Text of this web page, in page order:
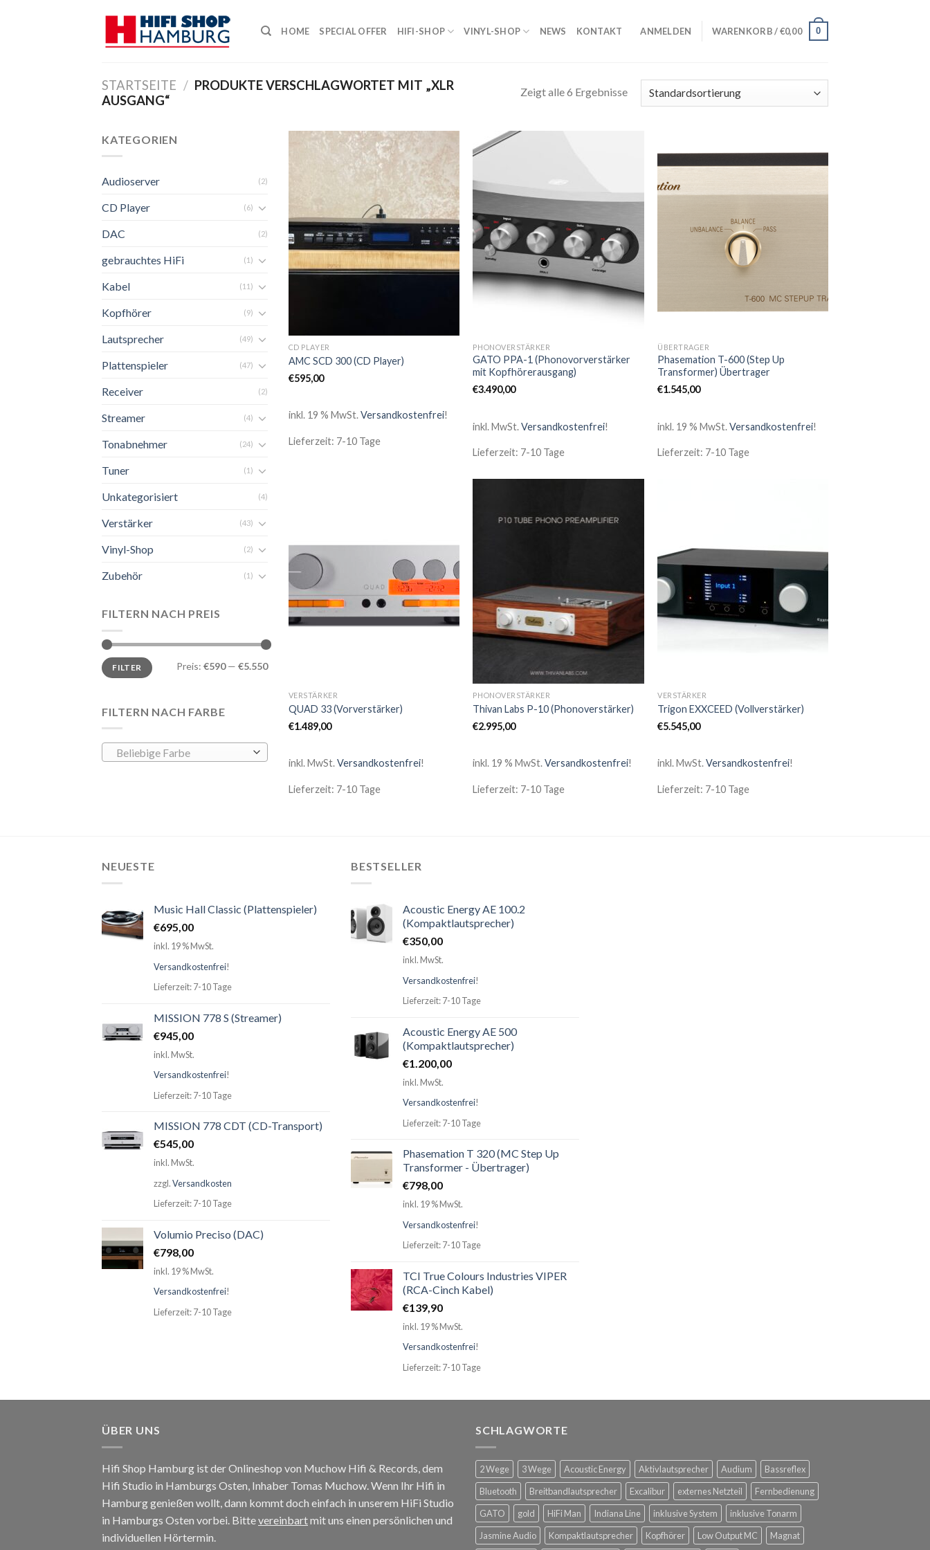
HOME SPECIAL OFFER HIFI-SHOP VINYL-SHOP NEWS KONTAKT ANMELDEN WARENKORB /€0,00 0
STARTSEITE / PRODUKTE VERSCHLAGWORTET MIT „XLR
AUSGANG“
Zeigt alle 6 Ergebnisse
KATEGORIEN
Audioserver (2)
CD Player (6)
DAC (2)
gebrauchtes HiFi (1)
Kabel (11)
Kopfhörer (9)
Lautsprecher (49)
Plattenspieler (47)
Receiver (2)
Streamer (4)
Tonabnehmer (24)
Tuner (1)
Unkategorisiert (4)
Verstärker (43)
Vinyl-Shop (2)
Zubehör (1)
FILTERN NACH PREIS
FILTER Preis: €590— €5.550
FILTERN NACH FARBE
Beliebige Farbe
Zur
Wunschliste
CD PLAYER
AMC SCD 300 (CD Player)
€595,00
inkl. 19 % MwSt.Versandkostenfrei!
Lieferzeit: 7-10 Tage
PHONOVERSTÄRKER
GATO PPA-1 (Phonovorverstärker
mit Kopfhörerausgang)
€3.490,00
inkl. MwSt. Versandkostenfrei!
Lieferzeit: 7-10 Tage
Zur
ÜBERTRAGER
Phasemation T-600 (Step Up
Transformer) Übertrager
€1.545,00
inkl. 19 % MwSt.Versandkostenfrei!
Lieferzeit: 7-10 Tage
VERSTÄRKER
QUAD 33 (Vorverstärker)
€1.489,00
inkl. MwSt.Versandkostenfrei!
Lieferzeit: 7-10 Tage
Zur
PHONOVERSTÄRKER
Thivan Labs P-10 (Phonoverstärker)
€2.995,00
inkl. 19 % MwSt. Versandkostenfrei!
Lieferzeit: 7-10 Tage
VERSTÄRKER
Trigon EXXCEED (Vollverstärker)
€5.545,00
inkl. MwSt.Versandkostenfrei!
Lieferzeit: 7-10 Tage
NEUESTE
Music Hall Classic (Plattenspieler)
€695,00
inkl. 19 % MwSt.
Versandkostenfrei!
Lieferzeit: 7-10 Tage
MISSION 778 S (Streamer)
€945,00
inkl. MwSt.
Versandkostenfrei!
Lieferzeit: 7-10 Tage
MISSION 778 CDT (CD-Transport)
€545,00
inkl. MwSt.
zzgl.Versandkosten
Lieferzeit: 7-10 Tage
Volumio Preciso (DAC)
€798,00
inkl. 19 % MwSt.
Versandkostenfrei!
Lieferzeit: 7-10 Tage
BESTSELLER
Acoustic Energy AE 100.2
(Kompaktlautsprecher)
€350,00
inkl. MwSt.
Versandkostenfrei!
Lieferzeit: 7-10 Tage
Acoustic Energy AE 500
(Kompaktlautsprecher)
€1.200,00
inkl. MwSt.
Versandkostenfrei!
Lieferzeit: 7-10 Tage
Phasemation T 320 (MC Step Up
Transformer - Übertrager)
€798,00
inkl. 19 % MwSt.
Versandkostenfrei!
Lieferzeit: 7-10 Tage
TCI True Colours Industries VIPER
(RCA-Cinch Kabel)
€139,90
inkl. 19 % MwSt.
Versandkostenfrei!
Lieferzeit: 7-10 Tage
ÜBER UNS
Hifi Shop Hamburg ist der Onlineshop von Muchow Hifi & Records, dem
Hifi Studio in Hamburgs Osten, Inhaber Tomas Muchow. Wenn Ihr Hifi in
Hamburg genießen wollt, dann kommt doch einfach in unserem HiFi Studio
in Hamburgs Osten vorbei. Bittevereinbartmit uns einen persönlichen und
individuellen Hörtermin.
SCHLAGWORTE
2 Wege 3 Wege Acoustic Energy Aktivlautsprecher Audium
Bassreflex
Bluetooth
Breitbandlautsprecher Excalibur externes Netzteil
Fernbedienung
GATO
gold HiFi Man Indiana Line inklusive System
inklusive Tonarm
Jasmine Audio
Kompaktlautsprecher Kopfhörer Low Output MC Magnat